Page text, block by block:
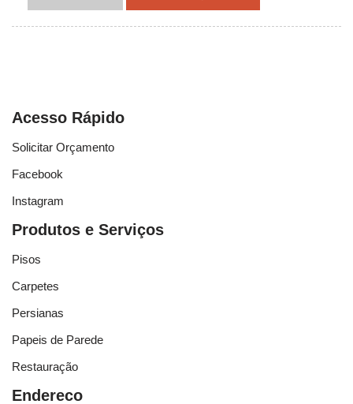
Acesso Rápido
Solicitar Orçamento
Facebook
Instagram
Produtos e Serviços
Pisos
Carpetes
Persianas
Papeis de Parede
Restauração
Endereco